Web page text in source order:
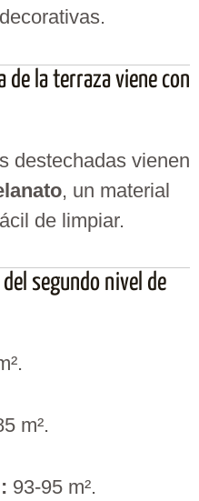
de la terraza viene con
destechadas vienen
, un material
de limpiar.
segundo nivel de
m².
93-95 m².